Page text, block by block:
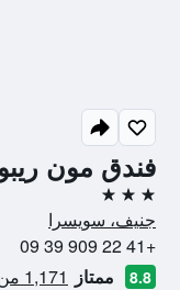
فندق مون
3 نجوم
جنيف، سويسرا
+41 22 909 39 09
8.8 ممتاز 1,171 من التقييمات تم التحقق منها